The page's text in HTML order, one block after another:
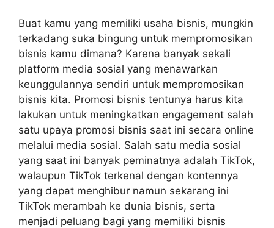
Buat kamu yang memiliki usaha bisnis, mungkin
terkadang suka bingung untuk mempromosikan
bisnis kamu dimana? Karena banyak sekali
platform media sosial yang menawarkan
keunggulannya sendiri untuk mempromosikan
bisnis kita. Promosi bisnis tentunya harus kita
lakukan untuk meningkatkan engagement salah
satu upaya promosi bisnis saat ini secara online
melalui media sosial. Salah satu media sosial
yang saat ini banyak peminatnya adalah TikTok,
walaupun TikTok terkenal dengan kontennya
yang dapat menghibur namun sekarang ini
TikTok merambah ke dunia bisnis, serta
menjadi peluang bagi yang memiliki bisnis